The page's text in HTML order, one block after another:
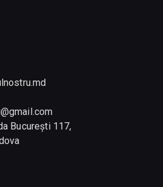
București 117,